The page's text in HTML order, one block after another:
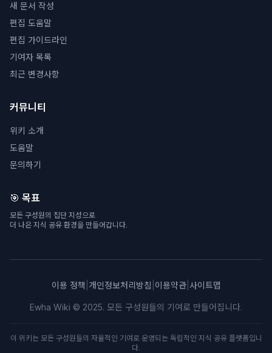
새 문서 작성
편집 도움말
편집 가이드라인
기여자 목록
최근 변경사항
커뮤니티
위키 소개
도움말
문의하기
🎯 목표
모든 구성원의 집단 지성으로
더 나은 지식 공유 환경을 만들어갑니다.
이용 정책 개인정보처리방침 이용약관| 사이트맵
Ewha Wiki © 2025. 모든 구성원들의 기여로 만들어집니다.
이 위키는 모든 구성원들의 자율적인 기여로 운영되는 독립적인 지식 공유 플랫폼입니
다.